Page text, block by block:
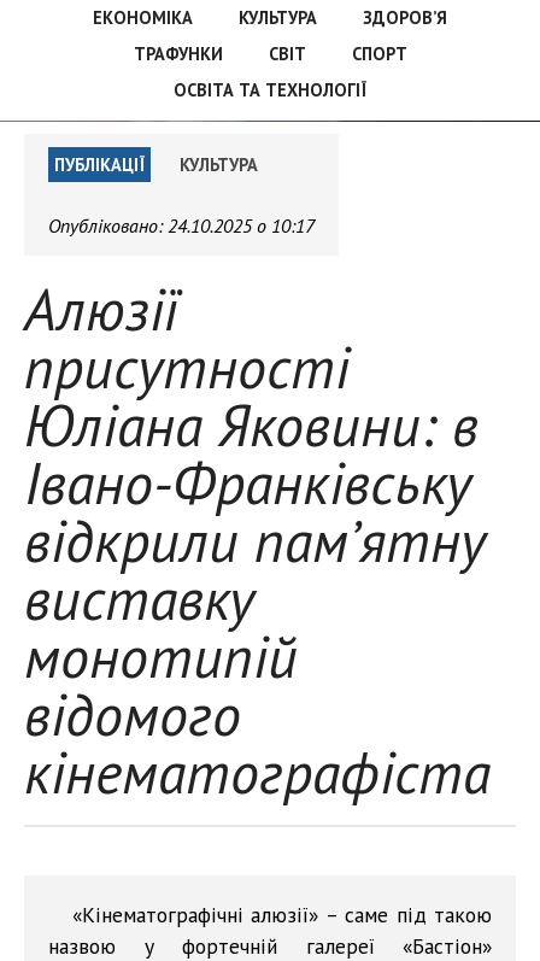
ЕКОНОМІКА
КУЛЬТУРА
ЗДОРОВ’Я
ТРАФУНКИ
СВІТ
СПОРТ
ОСВІТА ТА ТЕХНОЛОГІЇ
ПУБЛІКАЦІЇ КУЛЬТУРА
Опубліковано:24.10.2025 о 10:17
Алюзії
присутності
Юліана Яковини: в
Івано-Франківську
відкрили пам’ятну
виставку
монотипій
відомого
кінематографіста
«Кінематографічні алюзії» – саме під такою
назвою у фортечній галереї «Бастіон»